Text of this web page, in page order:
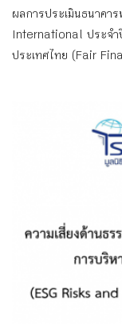
ผลการประเมินธนาค
International ประจำ
ประเทศไทย (Fair